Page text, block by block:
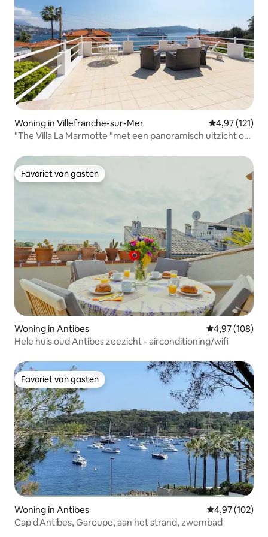
Woning in Villefranche-sur-Mer Gemiddelde
4,97 (121)
"The Villa La Marmotte "met een panoramisch uitzicht op
Favoriet van gasten
Favoriet van gasten
Woning in Antibes Gemiddelde
4,97 (108)
Hele huis oud Antibes zeezicht - airconditioning/wifi
Favoriet van gasten
Favoriet van gasten
Woning in Antibes Gemiddelde
4,97 (102)
Cap d'Antibes, Garoupe, aan het strand, zwembad